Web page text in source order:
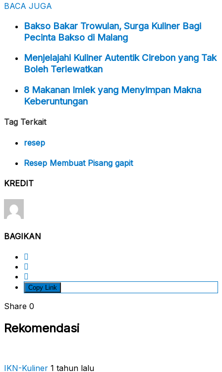
BACA JUGA
Bakso Bakar Trowulan, Surga Kuliner Bagi
Pecinta Bakso di Malang
Menjelajahi Kuliner Autentik Cirebon yang Tak
Boleh Terlewatkan
8 Makanan Imlek yang Menyimpan Makna
Keberuntungan
Tag Terkait
resep
Resep Membuat Pisang gapit
KREDIT
BAGIKAN
Copy Link
Share 0
Rekomendasi
IKN-Kuliner 1 tahun lalu